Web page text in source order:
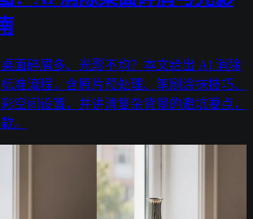
面碎屑多、光影不均？本文给出 AI 消除
准流程，含原片预处理、笔刷涂抹技巧、
空间设置，并讲清复杂背景的避坑要点，
。